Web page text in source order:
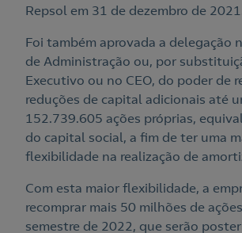
Repsol em 31 de dezembro de
Foi também aprovada a delegação
de Administração ou, por
Executivo ou no CEO, do poder de
reduções de capital adicionais até
152.739.605 ações próprias,
do capital social, a fim de ter uma
flexibilidade na realização de
Com esta maior flexibilidade, a
recomprar mais 50 milhões de
semestre de 2022, que serão